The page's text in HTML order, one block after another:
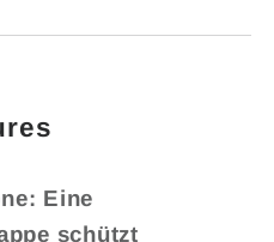
Eine
schützt